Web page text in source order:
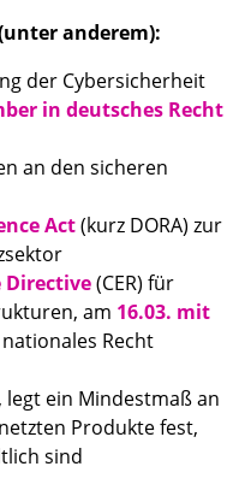
anderem):
der Cybersicherheit
in deutsches Recht
an den sicheren
Act(kurz DORA) zur
Directive(CER) für
am 16.03. mit
Recht
legt ein Mindestmaß an
Produkte fest,
sind